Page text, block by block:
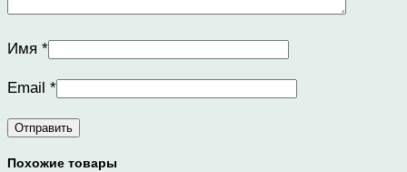
Имя *
Email *
Похожие товары